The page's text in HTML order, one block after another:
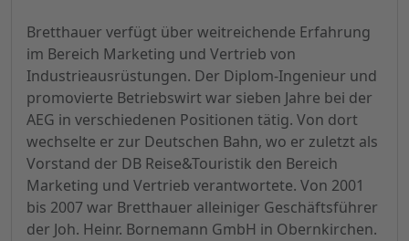
Bretthauer verfügt über weitreichende Erfahrung
im Bereich Marketing und Vertrieb von
Industrieausrüstungen. Der Diplom-Ingenieur und
promovierte Betriebswirt war sieben Jahre bei der
AEG in verschiedenen Positionen tätig. Von dort
wechselte er zur Deutschen Bahn, wo er zuletzt als
Vorstand der DB Reise&Touristik den Bereich
Marketing und Vertrieb verantwortete. Von 2001
bis 2007 war Bretthauer alleiniger Geschäftsführer
der Joh. Heinr. Bornemann GmbH in Obernkirchen.